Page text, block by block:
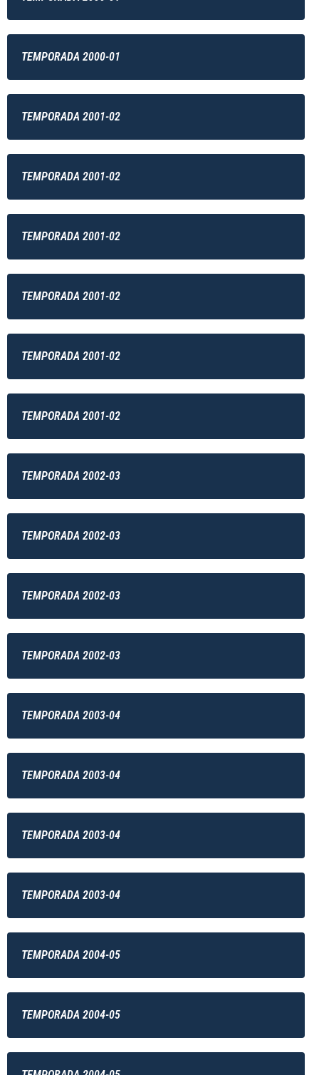
TEMPORADA 2000-01
TEMPORADA 2001-02
TEMPORADA 2001-02
TEMPORADA 2001-02
TEMPORADA 2001-02
TEMPORADA 2001-02
TEMPORADA 2001-02
TEMPORADA 2002-03
TEMPORADA 2002-03
TEMPORADA 2002-03
TEMPORADA 2002-03
TEMPORADA 2003-04
TEMPORADA 2003-04
TEMPORADA 2003-04
TEMPORADA 2003-04
TEMPORADA 2004-05
TEMPORADA 2004-05